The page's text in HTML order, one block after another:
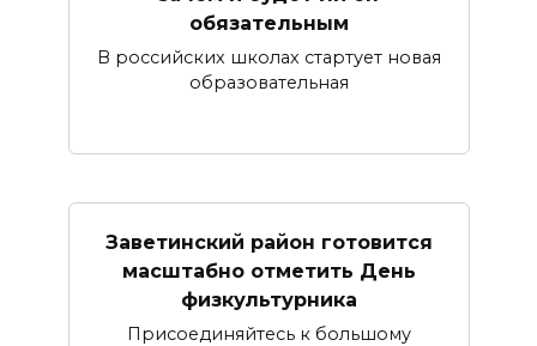
обязательным
В российских школах стартует новая
образовательная
Заветинский район готовится
масштабно отметить День
физкультурника
Присоединяйтесь к большому